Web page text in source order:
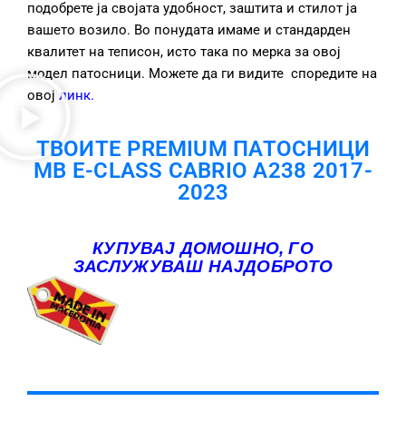
подобрете ја својата удобност, заштита и стилот ја
вашето возило. Во понудата имаме и стандарден
квалитет на теписон, исто така по мерка за овој
модел патосници. Можете да ги видите споредите на
овој линк.
ТВОИТЕ PREMIUM ПАТОСНИЦИ
MB E-CLASS CABRIO A238 2017-
2023
КУПУВАЈ ДОМОШНО, ГО
ЗАСЛУЖУВАШ НАЈДОБРОТО